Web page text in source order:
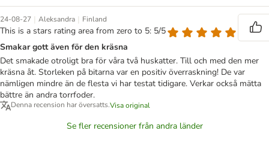
24-08-27 | Aleksandra | Finland
This is a stars rating area from zero to 5: 5/5
Smakar gott även för den kräsna
Det smakade otroligt bra för våra två huskatter. Till och med den mer
kräsna åt. Storleken på bitarna var en positiv överraskning! De var
nämligen mindre än de flesta vi har testat tidigare. Verkar också mätta
bättre än andra torrfoder.
Denna recension har översatts.Visa original
Se fler recensioner från andra länder